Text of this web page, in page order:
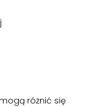
różnić się